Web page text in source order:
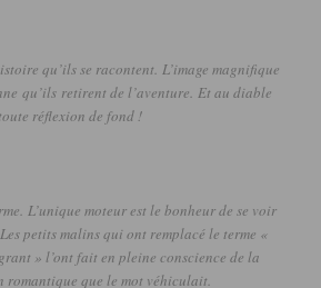
qu’ils se racontent. L’image magnifique
qu’ils retirent de l’aventure. Et au diable
réflexion de fond !
L’unique moteur est le bonheur de se voir
Les petits malins qui ont remplacé le terme «
» l’ont fait en pleine conscience de la
romantique que le mot véhiculait.